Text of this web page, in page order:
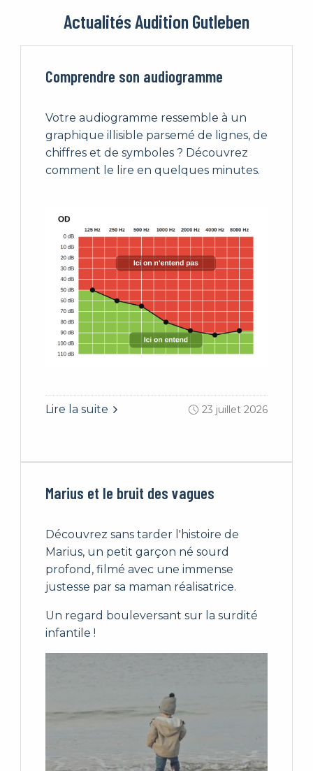
Actualités Audition Gutleben
Comprendre son audiogramme
Votre audiogramme ressemble à un
graphique illisible parsemé de lignes, de
chiffres et de symboles ? Découvrez
comment le lire en quelques minutes.
Lire la suite 23 juillet 2026
Marius et le bruit des vagues
Découvrez sans tarder l'histoire de
Marius, un petit garçon né sourd
profond, filmé avec une immense
justesse par sa maman réalisatrice.
Un regard bouleversant sur la surdité
infantile !